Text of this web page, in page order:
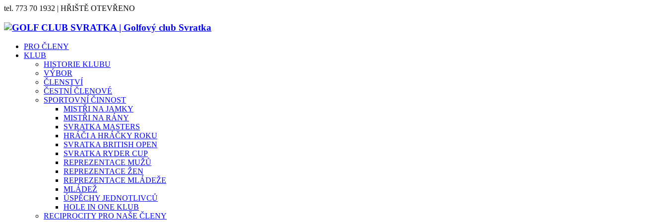
tel. 773 70 1932 | HŘIŠTĚ OTEVŘENO
PRO ČLENY
KLUB
HISTORIE KLUBU
VÝBOR
ČLENSTVÍ
ČESTNÍ ČLENOVÉ
SPORTOVNÍ ČINNOST
MISTŘI NA JAMKY
MISTŘI NA RÁNY
SVRATKA MASTERS
HRÁČI A HRÁČKY ROKU
SVRATKA BRITISH OPEN
SVRATKA RYDER CUP
REPREZENTACE MUŽŮ
REPREZENTACE ŽEN
REPREZENTACE MLÁDEŽE
MLÁDEŽ
ÚSPĚCHY JEDNOTLIVCŮ
HOLE IN ONE KLUB
RECIPROCITY PRO NAŠE ČLENY